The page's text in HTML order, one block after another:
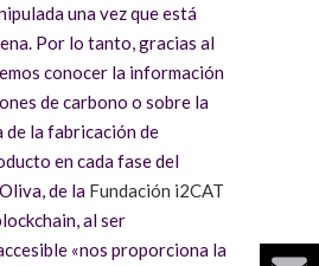
una vez que está
Por lo tanto, gracias al
conocer la información
de carbono o sobre la
de la fabricación de
en cada fase del
de la Fundación i2CAT
al ser
«nos proporciona la